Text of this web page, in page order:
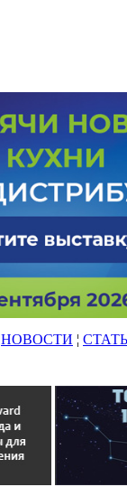
НОВОСТИ ¦